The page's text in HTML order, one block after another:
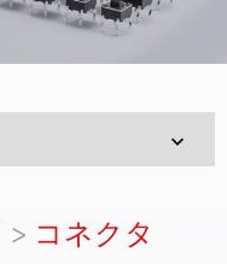
コネクタ